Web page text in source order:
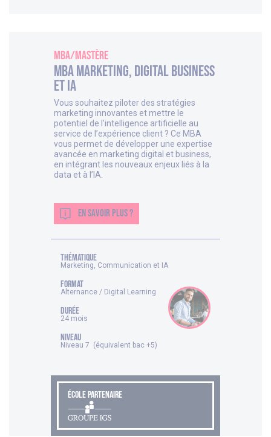
MBA/Mastère
MBA Marketing, Digital Business
et IA
Vous souhaitez piloter des stratégies
marketing innovantes et mettre le
potentiel de l’intelligence artificielle au
service de l’expérience client ? Ce MBA
vous permet de développer une expertise
avancée en marketing digital et business,
en intégrant les nouveaux enjeux liés à la
data et à l’IA.
EN SAVOIR PLUS ?
thématique
Marketing, Communication et IA
FORMAT
Alternance / Digital Learning
DURÉE
24 mois
NIVEAU
Niveau 7 (équivalent bac +5)
ÉCOLE PARTENAIRE